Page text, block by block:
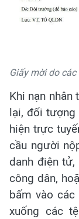
Giấy mời do
Khi nạn
lại, đối
hiện trực
cầu người
danh điện
công dân,
bấm vào
xuống các